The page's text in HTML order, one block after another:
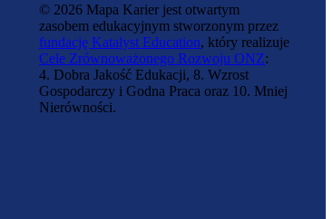
© 2026 Mapa Karier jest otwartym
zasobem edukacyjnym stworzonym przez
fundację Katalyst Education, który realizuje
Cele Zrównoważonego Rozwoju ONZ:
4. Dobra Jakość Edukacji, 8. Wzrost
Gospodarczy i Godna Praca oraz 10. Mniej
Nierówności.